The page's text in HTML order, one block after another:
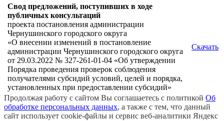
Свод предложений, поступивших в ходе
публичных консультаций
проекта постановления администрации
Чернушинского городского округа
«О внесении изменений в постановление
администрации Чернушинского городского округа
от 29.03.2022 № 327-261-01-04 «Об утверждении
Порядка проведения проверок соблюдения
получателями субсидий условий, целей и порядка,
установленных при предоставлении субсидий»
Скачать
Продолжая работу с сайтом Вы соглашаетесь с политикой Об
обработке персональных данных, а также с тем, что данный
сайт использует cookie-файлы и сервис веб-аналитики Яндекс